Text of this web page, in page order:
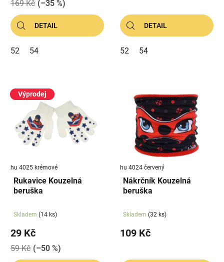
169 Kč (–35 %)
DETAIL
52 54
DETAIL
52 54
Výprodej
hu 4025 krémové
Rukavice Kouzelná
beruška
Skladem (14 ks)
29 Kč
59 Kč (–50 %)
hu 4024 červený
Nákrčník Kouzelná
beruška
Skladem (32 ks)
109 Kč